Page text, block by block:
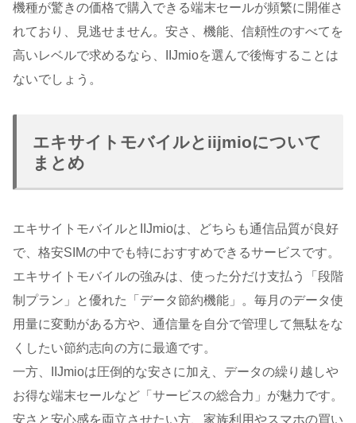
機種が驚きの価格で購入できる端末セールが頻繁に開催さ
れており、見逃せません。安さ、機能、信頼性のすべてを
高いレベルで求めるなら、IIJmioを選んで後悔することは
ないでしょう。
エキサイトモバイルとiijmioについて
まとめ
エキサイトモバイルとIIJmioは、どちらも通信品質が良好
で、格安SIMの中でも特におすすめできるサービスです。
エキサイトモバイルの強みは、使った分だけ支払う「段階
制プラン」と優れた「データ節約機能」。毎月のデータ使
用量に変動がある方や、通信量を自分で管理して無駄をな
くしたい節約志向の方に最適です。
一方、IIJmioは圧倒的な安さに加え、データの繰り越しや
お得な端末セールなど「サービスの総合力」が魅力です。
安さと安心感を両立させたい方、家族利用やスマホの買い